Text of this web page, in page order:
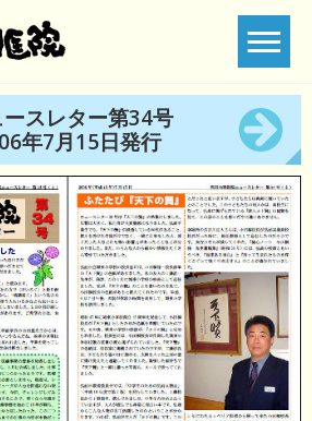
スレター第34号
年7月15日発行